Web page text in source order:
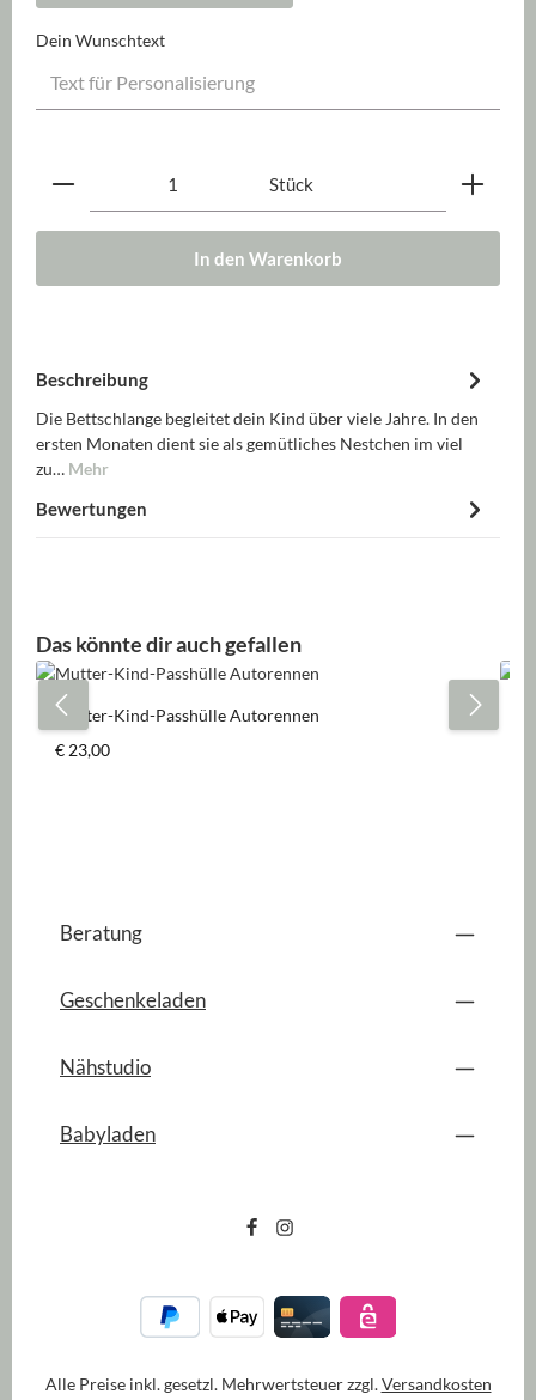
Dein Wunschtext
Produkt Anzahl: Gib den gewünschten Wert ein
Stück
In den Warenkorb
Beschreibung
Die Bettschlange begleitet dein Kind über viele Jahre. In den
ersten Monaten dient sie als gemütliches Nestchen im viel
zu… Mehr
Bewertungen
Produktgalerie überspringen
Das könnte dir auch gefallen
Mutter-Kind-Passhülle Autorennen
Regulärer Preis:
€ 23,00
Beratung
Geschenkeladen
Nähstudio
Babyladen
Alle Preise inkl. gesetzl. Mehrwertsteuer zzgl.Versandkosten